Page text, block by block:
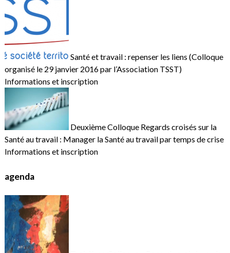
Santé et travail : repenser les liens (Colloque
organisé le 29 janvier 2016 par l’Association TSST)
Informations et inscription
Deuxième Colloque Regards croisés sur la
Santé au travail : Manager la Santé au travail par temps de crise
Informations et inscription
agenda